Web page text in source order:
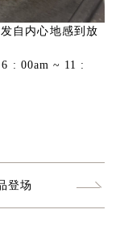
自内心地感到放
: 00am ~ 11 :
登场